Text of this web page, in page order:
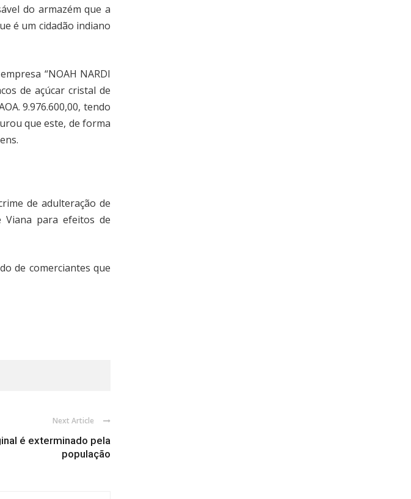
do armazém que a
é um cidadão indiano
“NOAH NARDI
de açúcar cristal de
9.976.600,00, tendo
que este, de forma
de adulteração de
Viana para efeitos de
de comerciantes que
Next Article
é exterminado pela
população